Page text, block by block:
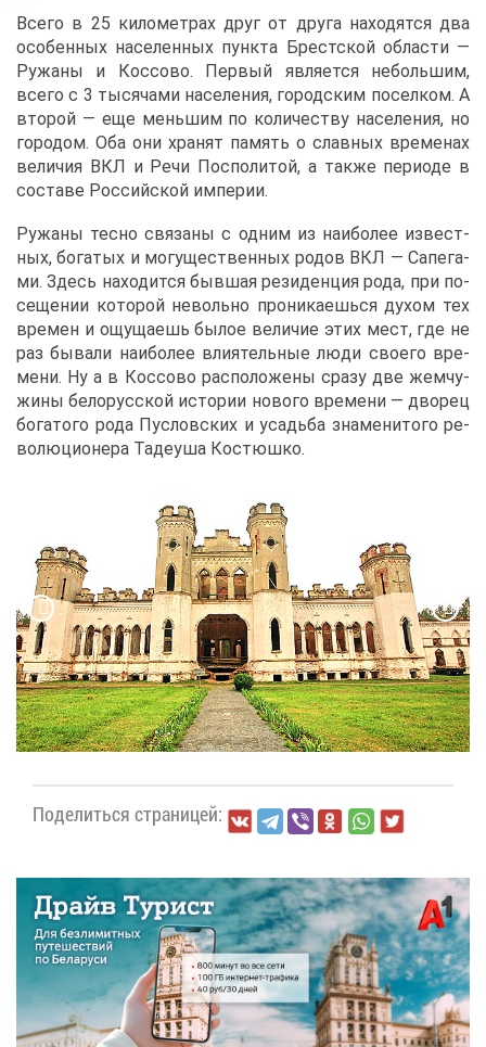
Все­го в 25 ки­ло­мет­рах друг от дру­га на­хо­дят­ся два
осо­бен­ных на­се­лен­ных пунк­та Брест­ской об­ла­сти ―
Ру­жа­ны и Кос­со­во. Пер­вый яв­ля­ет­ся неболь­шим,
все­го с 3 ты­ся­ча­ми на­се­ле­ния, го­род­ским по­сел­ком. А
вто­рой ― еще мень­шим по ко­ли­че­ству на­се­ле­ния, но
го­ро­дом. Оба они хра­нят па­мять о слав­ных вре­ме­нах
ве­ли­чия ВКЛ и Ре­чи Поспо­ли­той, а та­к­же пе­ри­о­де в
со­ста­ве Рос­сий­ской им­пе­рии.
Ру­жа­ны тес­но свя­за­ны с од­ним из наи­бо­лее из­вест­
ных, бо­га­тых и мо­гу­ще­ствен­ных ро­дов ВКЛ ― Са­пе­га­
ми. Здесь на­хо­дит­ся быв­шая ре­зи­ден­ция ро­да, при по­
се­ще­нии ко­то­рой неволь­но про­ни­ка­ешь­ся ду­хом тех
вре­мен и ощу­ща­ешь бы­лое ве­ли­чие этих мест, где не
раз бы­ва­ли наи­бо­лее вли­я­тель­ные лю­ди сво­е­го вре­
ме­ни. Ну а в Кос­со­во рас­по­ло­же­ны сра­зу две жем­чу­
жи­ны бе­ло­рус­ской ис­то­рии но­во­го вре­ме­ни ― дво­рец
бо­га­то­го ро­да Пуслов­ских и усадь­ба зна­ме­ни­то­го ре­
во­лю­ци­о­не­ра Та­де­уша Ко­стюш­ко.
По­де­лить­ся стра­ни­цей: